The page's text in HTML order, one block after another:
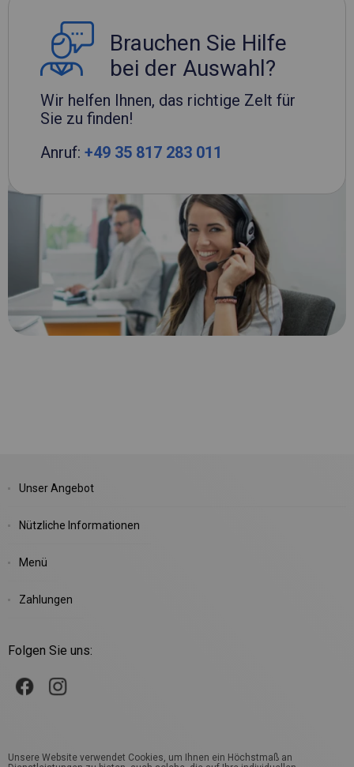
Brauchen Sie Hilfe
bei der Auswahl?
Wir helfen Ihnen, das richtige Zelt für
Sie zu finden!
Anruf: +49 35 817 283 011
Unser Angebot
Nützliche Informationen
Menü
Zahlungen
Folgen Sie uns:
Unsere Website verwendet Cookies, um Ihnen ein Höchstmaß an